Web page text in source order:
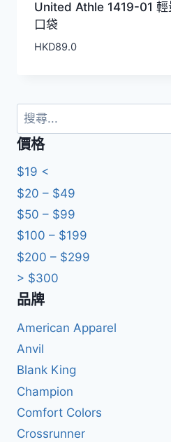
United Athle 1419-01 輕
口袋
HKD89.0
搜
尋
關
鍵
字:
價格
$19 <
$20 – $49
$50 – $99
$100 – $199
$200 – $299
> $300
品牌
American Apparel
Anvil
Blank King
Champion
Comfort Colors
Crossrunner